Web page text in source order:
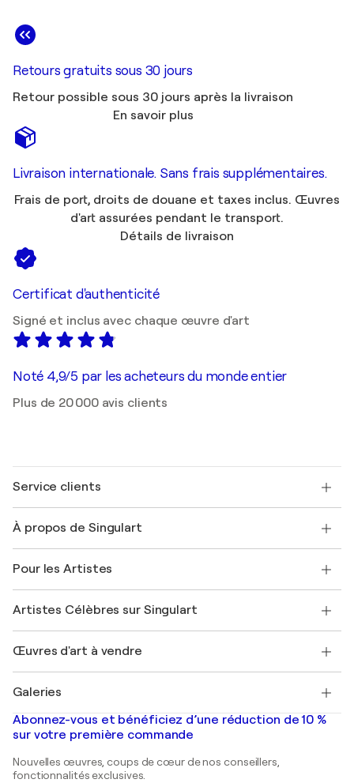
Retours gratuits sous 30 jours
Retour possible sous 30 jours après la livraison
En savoir plus
Livraison internationale. Sans frais supplémentaires.
Frais de port, droits de douane et taxes inclus. Œuvres
d'art assurées pendant le transport.
Détails de livraison
Certificat d'authenticité
Signé et inclus avec chaque œuvre d'art
Noté 4,9/5 par les acheteurs du monde entier
Plus de 20 000 avis clients
Service clients
Expédition
Offrir une carte cadeau
Rejoignez notre programme commercial
Mon compte
+33 1 76 44 06 42
À propos de Singulart
FAQ
Magazine Singulart
Emplois
Découvrez une sélection d'art original
Pour les Artistes
Se connecter en tant qu'Artiste
Artistes Célèbres sur Singulart
Marc Chagall
Banksy
Mr. Brainwash
Shepard Fairey
Œuvres d'art à vendre
Tableaux abstraits à vendre
Peintures de paysage
Estampes
Peintures acryliques
Galeries
Galeries d'art en France
Galeries d'art en Belgique
Abonnez-vous et bénéficiez d’une réduction de 10 %
sur votre première commande
Nouvelles œuvres, coups de cœur de nos conseillers,
fonctionnalités exclusives.